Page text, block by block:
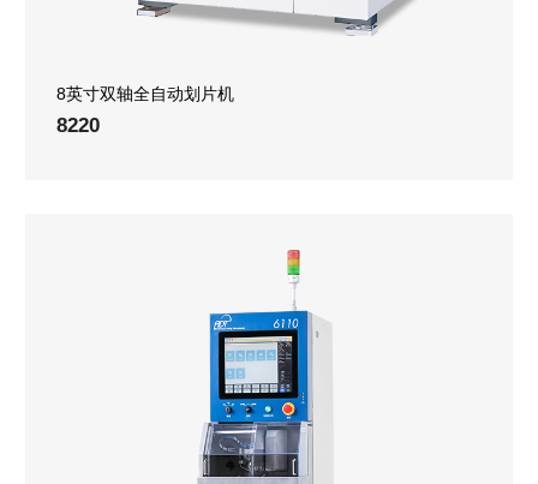
8英寸双轴全自动划片机
8220